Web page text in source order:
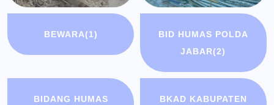
BEWARA(1)
BID HUMAS POLDA
JABAR(2)
BIDANG HUMAS
BKAD KABUPATEN